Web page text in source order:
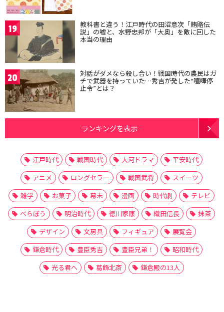
19 教科書と違う！江戸時代の田沼意次「賄賂伝
説」の嘘と、水野忠邦が「大奥」を敵に回した
本当の理由
20 対話がダメなら殺し合い！戦国時代の農民はガ
チで武器を持っていた…秀吉が発した“喧嘩停
止令”とは？
ランキングを表示
江戸時代 戦国時代 大河ドラマ
平安時代
アニメ
ロングセラー 戦国武将
スイーツ
雑学
お菓子 幕末 漫画 時代劇
テレビ
べらぼう
明治時代 徳川家康 織田信長
抹茶
デザイン
文房具 フィギュア
展覧会
鎌倉時代
豊臣秀吉 豊臣兄弟！
昭和時代
光る君へ
葛飾北斎 鎌倉殿の13人